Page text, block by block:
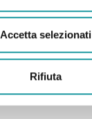
Accetta selezionati
Rifiuta